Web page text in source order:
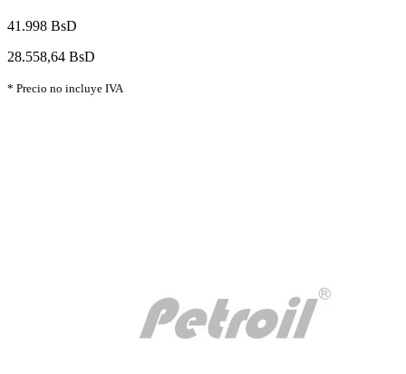
41.998 BsD
28.558,64 BsD
* Precio no incluye IVA